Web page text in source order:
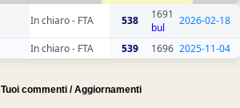
In chiaro - FTA 538
1691
bul
2026-02-18
In chiaro - FTA 539 1696 2025-11-04
I Tuoi commenti / Aggiornamenti